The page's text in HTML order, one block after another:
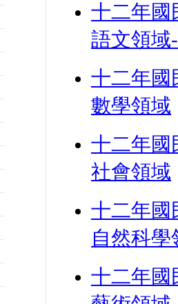
十二年國
語文領域
十二年國
數學領域
十二年國
社會領域
十二年國
自然科學
十二年國